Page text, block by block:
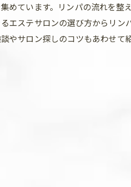
めています。リンパの流れを整
エステサロンの選び方からリン
やサロン探しのコツもあわせて